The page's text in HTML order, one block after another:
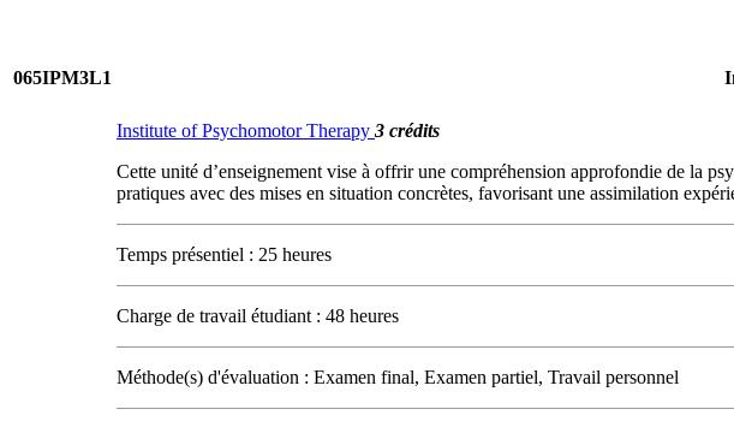
065IPM3L1
Institute of Psychomotor Therapy 3 crédits
Cette unité d’enseignement vise à offrir une compréhension approfondie de la
pratiques avec des mises en situation concrètes, favorisant une assimilation
Temps présentiel : 25 heures
Charge de travail étudiant : 48 heures
Méthode(s) d'évaluation : Examen final, Examen partiel, Travail personnel